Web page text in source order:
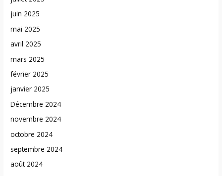
juin 2025
mai 2025
avril 2025
mars 2025
février 2025
janvier 2025
Décembre 2024
novembre 2024
octobre 2024
septembre 2024
août 2024